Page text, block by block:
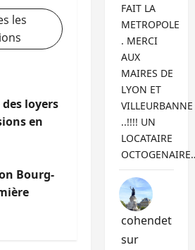
les
loyers
en
Bourg-
FAIT LA
METROPOLE
. MERCI
AUX
MAIRES DE
LYON ET
VILLEURBANNE
..!!!! UN
LOCATAIRE
cohendet
sur